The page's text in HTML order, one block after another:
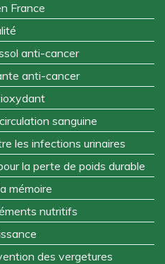
France
anti-cancer
anti-cancer
sanguine
les infections urinaires
la perte de poids durable
mémoire
nutritifs
des vergetures